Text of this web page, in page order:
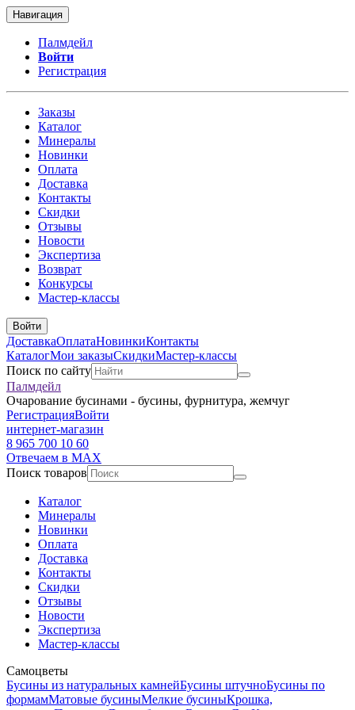
Навигация
Палмдейл
Войти
Регистрация
Заказы
Каталог
Минералы
Новинки
Оплата
Доставка
Контакты
Скидки
Отзывы
Новости
Экспертиза
Возврат
Конкурсы
Мастер-классы
Войти
ДоставкаОплатаНовинкиКонтакты
КаталогМои заказыСкидкиМастер-классы
Поиск по сайту
Палмдейл
Очарование бусинами - бусины, фурнитура, жемчуг
РегистрацияВойти
интернет-магазин
8 965 700 10 60
Отвечаем в MAX
Поиск товаров
Каталог
Минералы
Новинки
Оплата
Доставка
Контакты
Скидки
Отзывы
Новости
Экспертиза
Мастер-классы
Самоцветы
Бусины из натуральных камнейБусины штучноБусины по
формамМатовые бусиныМелкие бусиныКрошка,